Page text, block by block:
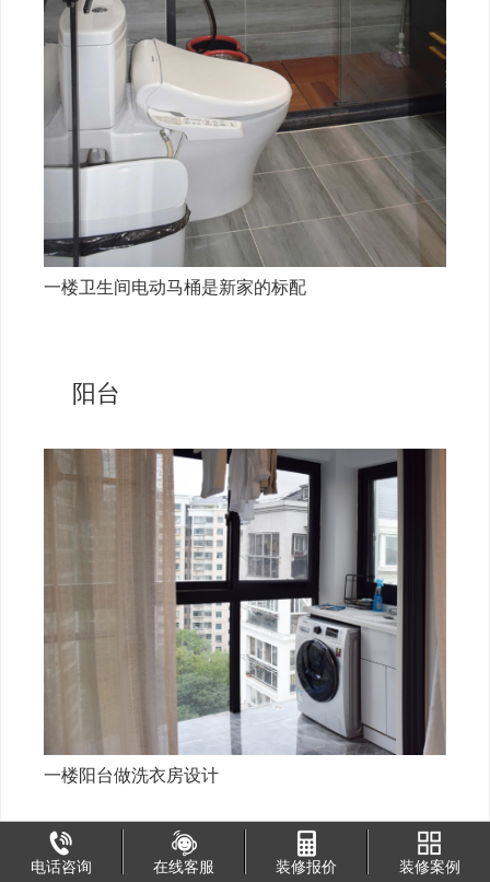
一楼卫生间电动马桶是新家的标配
阳台
一楼阳台做洗衣房设计
电话咨询 在线客服 装修报价 装修案例